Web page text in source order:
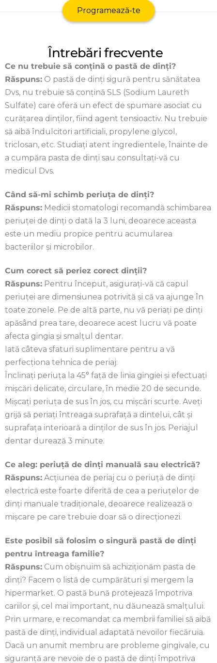
Programează-te
Întrebări frecvente
Ce nu trebuie să conțină o pastă de dinți?
Răspuns: O pastă de dinți sigură pentru sănătatea
Dvs, nu trebuie să conțină SLS (Sodium Laureth
Sulfate) care oferă un efect de spumare asociat cu
curățarea dinților, fiind agent tensioactiv. Nu trebuie
să aibă îndulcitori artificiali, propylene glycol,
triclosan, etc. Studiați atent ingredientele, înainte de
a cumpăra pasta de dinți sau consultați-vă cu
medicul Dvs.
Când să-mi schimb periuța de dinți?
Răspuns: Medicii stomatologi recomandă schimbarea
periuței de dinți o dată la 3 luni, deoarece aceasta
este un mediu propice pentru acumularea
bacteriilor și microbilor.
Cum corect să periez corect dinții?
Răspuns: Pentru început, asigurați-vă că capul
periuței are dimensiunea potrivită și că va ajunge în
toate zonele. Pe de altă parte, nu vă periați pe dinți
apăsând prea tare, deoarece acest lucru vă poate
afecta gingia și smalțul dentar.
Iată câteva sfaturi suplimentare pentru a vă
perfecționa tehnica de periaj:
Înclinaţi periuţa la 45° faţă de linia gingiei şi efectuați
mişcări delicate, circulare, în medie 20 de secunde.
Mișcați periuța de sus în jos, cu mișcări scurte. Aveți
grijă să periați întreaga suprafață a dintelui, cât și
suprafața interioară a dinților de sus în jos. Periajul
dentar durează 3 minute.
Ce aleg: periuță de dinți manuală sau electrică?
Răspuns: Acțiunea de periaj cu o periuță de dinți
electrică este foarte diferită de cea a periuțelor de
dinți manuale tradiționale, deoarece realizează o
mișcare pe care trebuie doar să o direcționezi.
Este posibil să folosim o singură pastă de dinți
pentru întreaga familie?
Răspuns: Cum obișnuim să achiziționăm pasta de
dinți? Facem o listă de cumpărături și mergem la
hipermarket. O pastă bună protejează împotriva
cariilor și, cel mai important, nu dăunează smalțului.
Prin urmare, e recomandat ca membrii familiei să aibă
pastă de dinți, individual adaptată nevoilor fiecăruia.
Dacă un anumit membru are probleme gingivale, cu
siguranță are nevoie de o pastă de dinți împotriva